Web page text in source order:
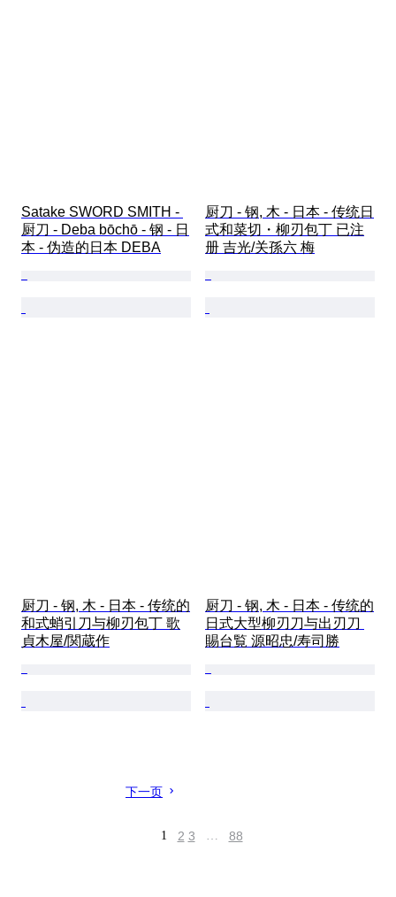
Satake SWORD SMITH -
厨刀 - Deba bōchō - 钢 - 日
本 - 伪造的日本 DEBA
厨刀 - 钢, 木 - 日本 - 传统日
式和菜切・柳刃包丁 已注
册 吉光/关孫六 梅
厨刀 - 钢, 木 - 日本 - 传统的
和式蛸引刀与柳刃包丁 歌
貞木屋/関蔵作
厨刀 - 钢, 木 - 日本 - 传统的
日式大型柳刃刀与出刃刀
賜台覧 源昭忠/寿司勝
下一页
1 2 3 … 88